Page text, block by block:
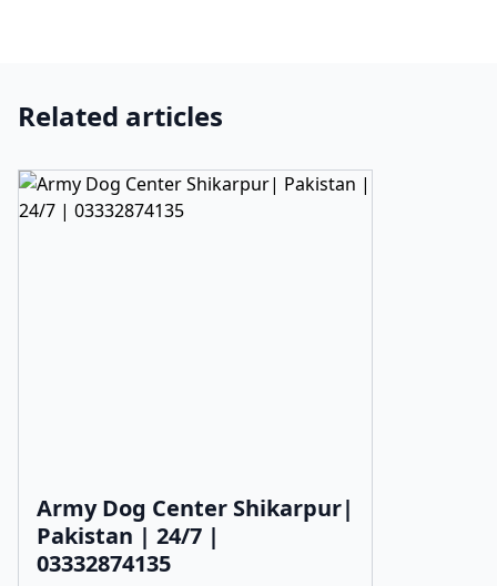
Related articles
Army Dog Center Shikarpur|
Pakistan | 24/7 |
03332874135